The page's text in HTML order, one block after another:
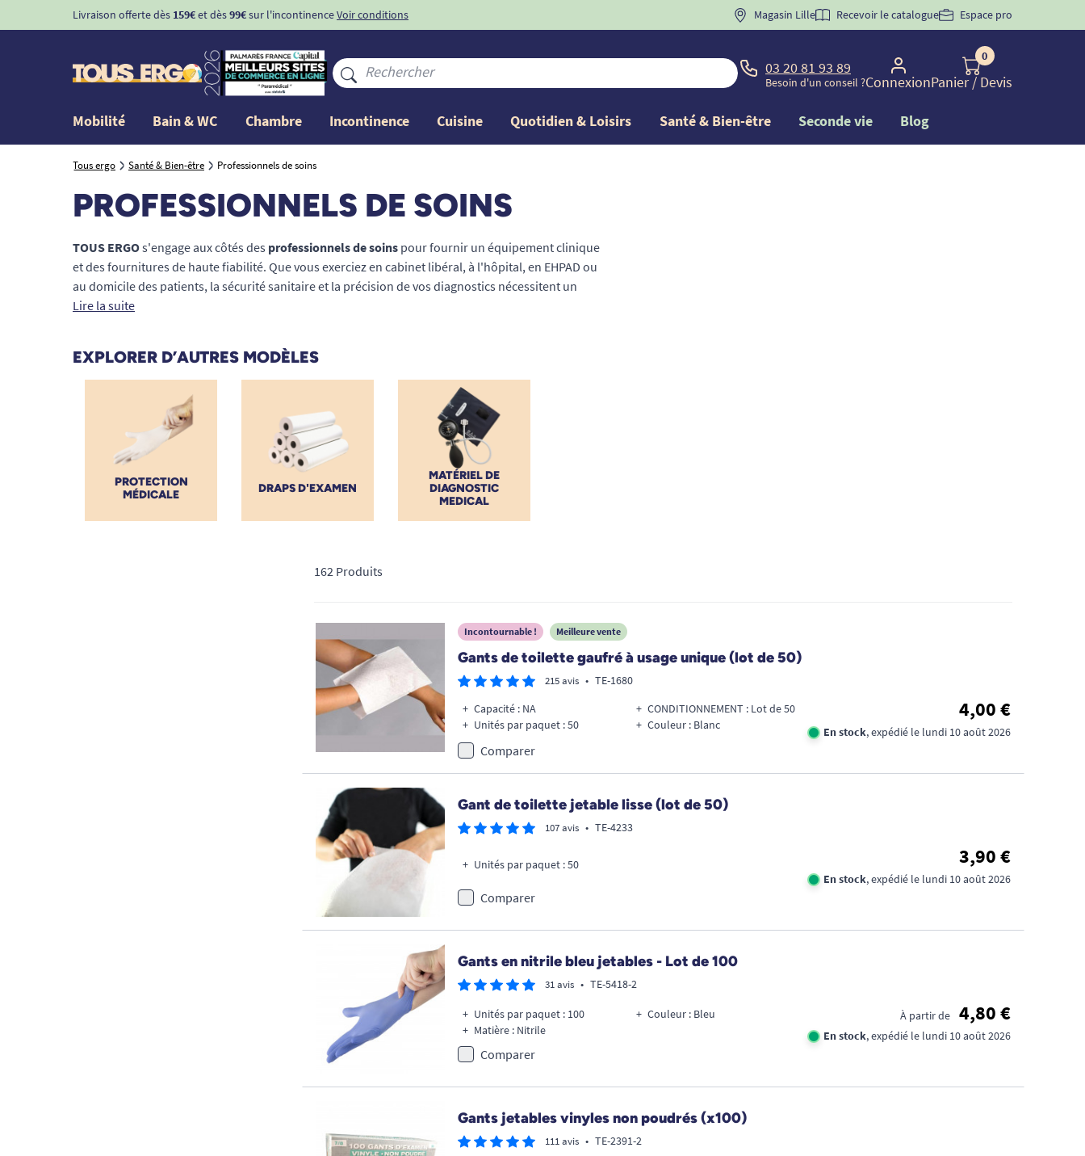
Livraison offerte dès 159€et dès99€sur l'incontinenceVoir conditions BIENVENUE" pourla 1ère commande d'incontinence
Magasin Lille Recevoir le catalogue Espace pro
03 20 81 93 89
Besoin d'un conseil ?Connexion
0
Panier/ Devis
Mobilité Bain & WC Chambre Incontinence Cuisine Quotidien & Loisirs Santé & Bien-être Seconde vie Blog
Tous ergo Santé & Bien-être Professionnels de soins
PROFESSIONNELS DE SOINS
TOUS ERGOs'engage aux côtés des professionnels de soins pour fournir un équipement clinique
et des fournitures de haute fiabilité. Que vous exerciez en cabinet libéral, à l'hôpital, en EHPAD ou
au domicile des patients, la sécurité sanitaire et la précision de vos diagnostics nécessitent un
matériel irréprochable. Notre gamme couvre l'ensemble des besoins quotidiens des médecins,
optimaux tout en garantissant votre propre sécurité et celle de vos patients.
Lire la suite
EXPLORER D’AUTRES MODÈLES
PROTECTION
MÉDICALE
DRAPS D'EXAMEN
MATÉRIEL DE
DIAGNOSTIC
MEDICAL
162 Produits
Incontournable ! Meilleure vente
Gants de toilette gaufré à usage unique (lot de 50)
215 avis • TE-1680
Capacité : NA
Unités par paquet : 50
CONDITIONNEMENT : Lot de 50
Couleur : Blanc
4,00 €
En stock, expédié le lundi 10 août 2026
Comparer
Gant de toilette jetable lisse (lot de 50)
107 avis • TE-4233
Unités par paquet : 50 3,90 €
En stock, expédié le lundi 10 août 2026
Comparer
Gants en nitrile bleu jetables - Lot de 100
31 avis • TE-5418-2
Unités par paquet : 100
Matière : Nitrile
Couleur : Bleu À partir de 4,80 €
En stock, expédié le lundi 10 août 2026
Comparer
Gants jetables vinyles non poudrés (x100)
111 avis • TE-2391-2